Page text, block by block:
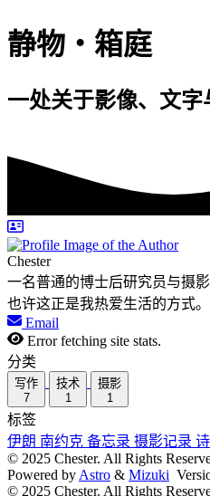
静物・箱庭
一处关于影像、文字
Chester
一名普通的博士后研究员与摄
也许这正是我热爱生活的方式。
Email
Error fetching site stats.
分类
写作
7
技术
1
摄影
1
标签
伊朗 南约克 备忘录 摄影记录
© 2025 Chester. All Rights
Powered by Astro & Mizuki
© 2025 Chester. All Rights